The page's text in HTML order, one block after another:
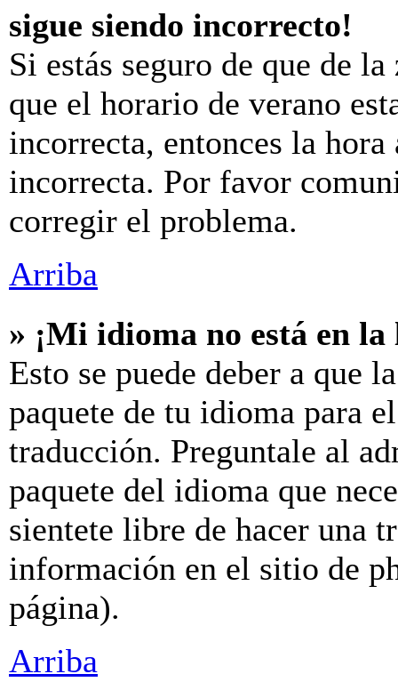
sigue siendo incorrecto!
Si estás seguro de que de
que el horario de verano
incorrecta, entonces la
incorrecta. Por favor
corregir el problema.
Arriba
» ¡Mi idioma no está en
Esto se puede deber a que
paquete de tu idioma para
traducción. Preguntale al
paquete del idioma que
sientete libre de hacer una
información en el sitio de
página).
Arriba